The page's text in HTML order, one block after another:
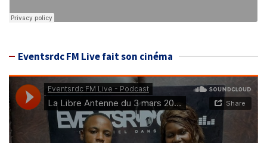
Eventsrdc FM Live fait son cinéma